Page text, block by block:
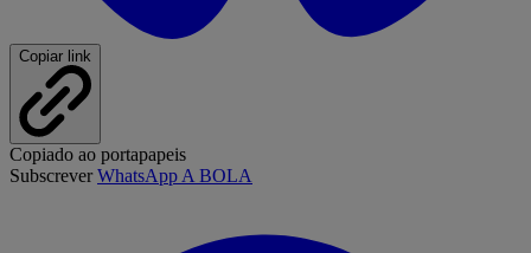
Copiar link
Copiado ao portapapeis
SubscreverWhatsApp A BOLA